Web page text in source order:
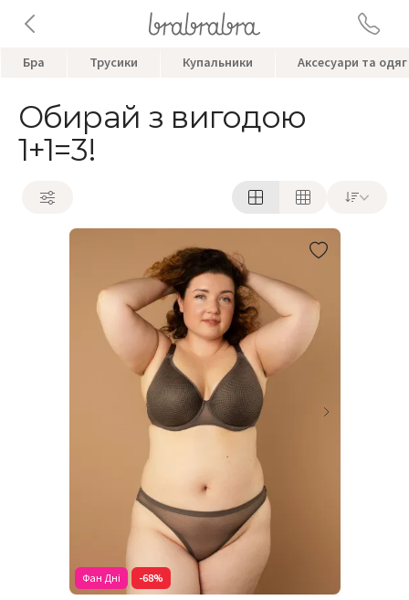
Бра Трусики Купальники Аксесуари та одяг
Обирай з вигодою
1+1=3!
Фан Дні -68%